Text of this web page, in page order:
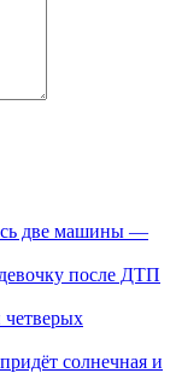
две машины —
после ДТП
четверых
солнечная и